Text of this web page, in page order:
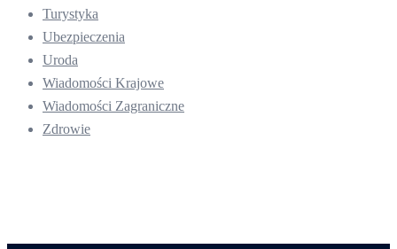
Turystyka
Ubezpieczenia
Uroda
Wiadomości Krajowe
Wiadomości Zagraniczne
Zdrowie